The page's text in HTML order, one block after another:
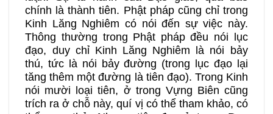
chính là thành tiên. Phật pháp cũng chỉ trong
Kinh Lăng Nghiêm có nói đến sự việc này.
Thông thường trong Phật pháp đều nói lục
đạo, duy chỉ Kinh Lăng Nghiêm là nói bảy
thú, tức là nói bảy đường (trong lục đạo lại
tăng thêm một đường là tiên đạo). Trong Kinh
nói mười loại tiên, ở trong Vựng Biên cũng
trích ra ở chỗ này, quí vị có thể tham khảo, có